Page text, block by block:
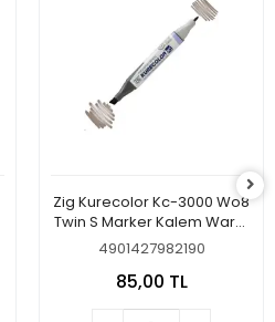
Zig Kurecolor Kc-3000 Wo8
Twin S Marker Kalem Warm
Gray 08
4901427982190
85,00 TL